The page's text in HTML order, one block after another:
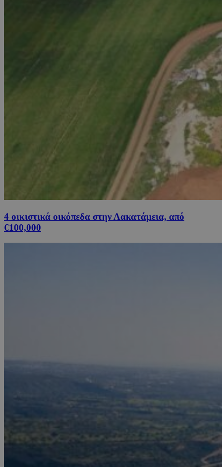
4 οικιστικά οικόπεδα στην Λακατάμεια, από
€100,000